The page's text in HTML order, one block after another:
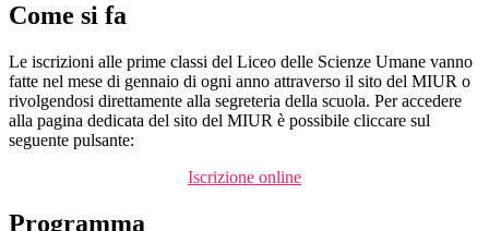
Come si fa
Le iscrizioni alle prime classi del Liceo delle Scienze Umane vanno
fatte nel mese di gennaio di ogni anno attraverso il sito del MIUR o
rivolgendosi direttamente alla segreteria della scuola. Per accedere
alla pagina dedicata del sito del MIUR è possibile cliccare sul
seguente pulsante:
Iscrizione online
Programma